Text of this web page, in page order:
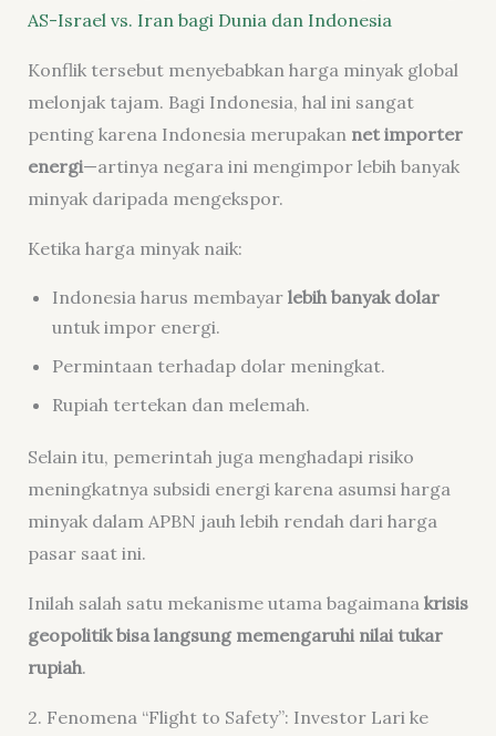
AS-Israel vs. Iran bagi Dunia dan Indonesia
Konflik tersebut menyebabkan harga minyak global
melonjak tajam. Bagi Indonesia, hal ini sangat
penting karena Indonesia merupakan net importer
energi—artinya negara ini mengimpor lebih banyak
minyak daripada mengekspor.
Ketika harga minyak naik:
Indonesia harus membayar lebih banyak dolar
untuk impor energi.
Permintaan terhadap dolar meningkat.
Rupiah tertekan dan melemah.
Selain itu, pemerintah juga menghadapi risiko
meningkatnya subsidi energi karena asumsi harga
minyak dalam APBN jauh lebih rendah dari harga
pasar saat ini.
Inilah salah satu mekanisme utama bagaimana krisis
geopolitik bisa langsung memengaruhi nilai tukar
rupiah.
2. Fenomena “Flight to Safety”: Investor Lari ke